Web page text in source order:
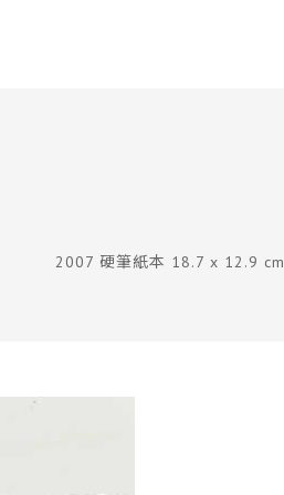
2007 硬筆紙本 18.7 x 12.9 cm